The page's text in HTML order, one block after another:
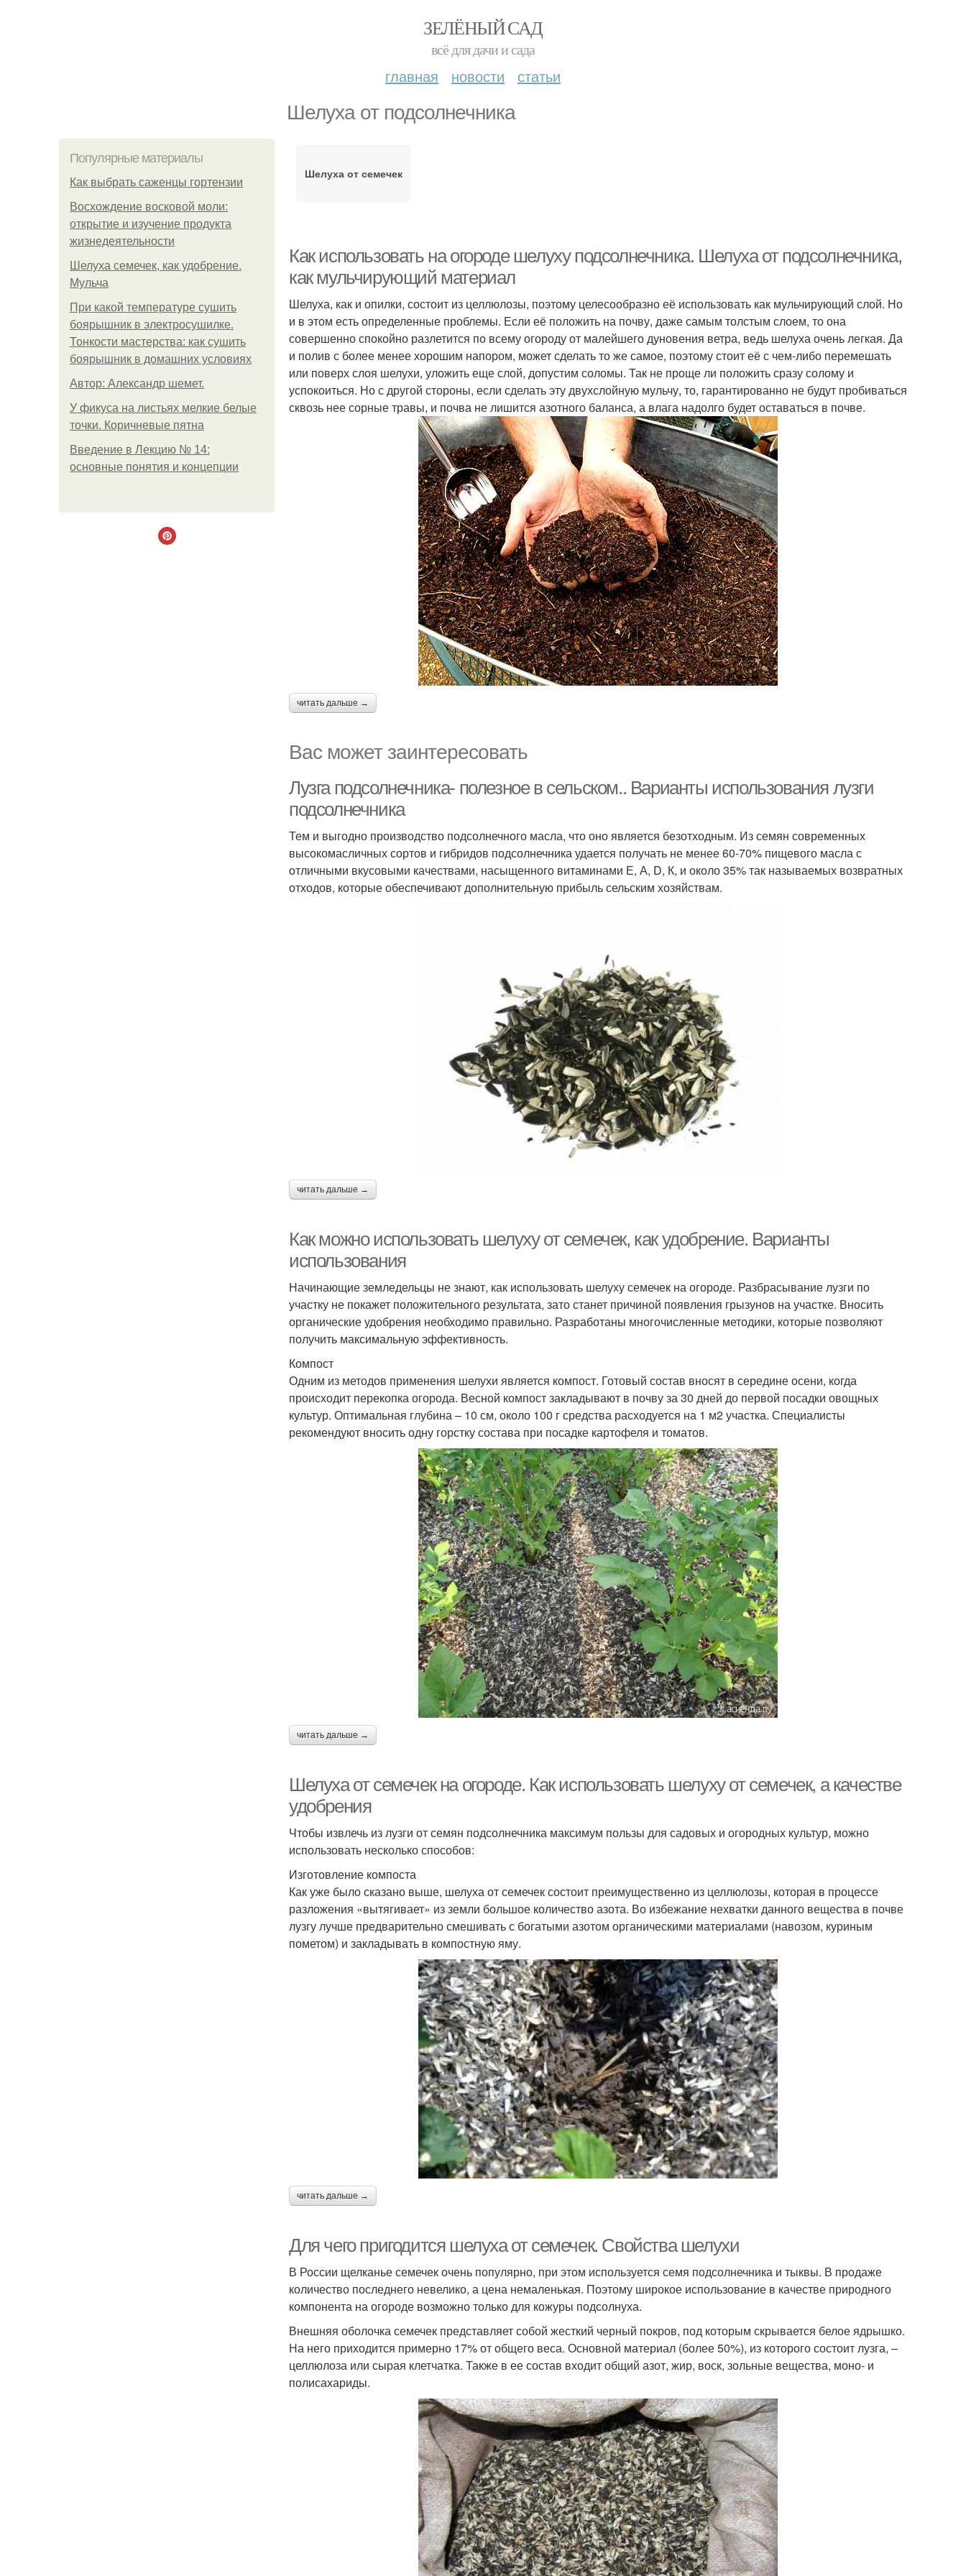
ЗЕЛЁНЫЙ САД
всё для дачи и сада
главная новости статьи
Шелуха от подсолнечника
Популярные материалы
Как выбрать саженцы гортензии
Восхождение восковой моли:
открытие и изучение продукта
жизнедеятельности
Шелуха семечек, как удобрение.
Мульча
При какой температуре сушить
боярышник в электросушилке.
Тонкости мастерства: как сушить
боярышник в домашних условиях
Автор: Александр шемет.
У фикуса на листьях мелкие белые
точки. Коричневые пятна
Введение в Лекцию № 14:
основные понятия и концепции
Шелуха от семечек
Как использовать на огороде шелуху подсолнечника. Шелуха от подсолнечника,
как мульчирующий материал
Шелуха, как и опилки, состоит из целлюлозы, поэтому целесообразно её использовать как мульчирующий слой. Но
и в этом есть определенные проблемы. Если её положить на почву, даже самым толстым слоем, то она
совершенно спокойно разлетится по всему огороду от малейшего дуновения ветра, ведь шелуха очень легкая. Да
и полив с более менее хорошим напором, может сделать то же самое, поэтому стоит её с чем-либо перемешать
или поверх слоя шелухи, уложить еще слой, допустим соломы. Так не проще ли положить сразу солому и
успокоиться. Но с другой стороны, если сделать эту двухслойную мульчу, то, гарантированно не будут пробиваться
сквозь нее сорные травы, и почва не лишится азотного баланса, а влага надолго будет оставаться в почве.
читать дальше →
Вас может заинтересовать
Лузга подсолнечника- полезное в сельском.. Варианты использования лузги
подсолнечника
Тем и выгодно производство подсолнечного масла, что оно является безотходным. Из семян современных
высокомасличных сортов и гибридов подсолнечника удается получать не менее 60-70% пищевого масла с
отличными вкусовыми качествами, насыщенного витаминами Е, А, D, К, и около 35% так называемых возвратных
отходов, которые обеспечивают дополнительную прибыль сельским хозяйствам.
читать дальше →
Как можно использовать шелуху от семечек, как удобрение. Варианты
использования
Начинающие земледельцы не знают, как использовать шелуху семечек на огороде. Разбрасывание лузги по
участку не покажет положительного результата, зато станет причиной появления грызунов на участке. Вносить
органические удобрения необходимо правильно. Разработаны многочисленные методики, которые позволяют
получить максимальную эффективность.
Компост
Одним из методов применения шелухи является компост. Готовый состав вносят в середине осени, когда
происходит перекопка огорода. Весной компост закладывают в почву за 30 дней до первой посадки овощных
культур. Оптимальная глубина – 10 см, около 100 г средства расходуется на 1 м2 участка. Специалисты
рекомендуют вносить одну горстку состава при посадке картофеля и томатов.
читать дальше →
Шелуха от семечек на огороде. Как использовать шелуху от семечек, а качестве
удобрения
Чтобы извлечь из лузги от семян подсолнечника максимум пользы для садовых и огородных культур, можно
использовать несколько способов:
Изготовление компоста
Как уже было сказано выше, шелуха от семечек состоит преимущественно из целлюлозы, которая в процессе
разложения «вытягивает» из земли большое количество азота. Во избежание нехватки данного вещества в почве
лузгу лучше предварительно смешивать с богатыми азотом органическими материалами (навозом, куриным
пометом) и закладывать в компостную яму.
читать дальше →
Для чего пригодится шелуха от семечек. Свойства шелухи
В России щелканье семечек очень популярно, при этом используется семя подсолнечника и тыквы. В продаже
количество последнего невелико, а цена немаленькая. Поэтому широкое использование в качестве природного
компонента на огороде возможно только для кожуры подсолнуха.
Внешняя оболочка семечек представляет собой жесткий черный покров, под которым скрывается белое ядрышко.
На него приходится примерно 17% от общего веса. Основной материал (более 50%), из которого состоит лузга, –
целлюлоза или сырая клетчатка. Также в ее состав входит общий азот, жир, воск, зольные вещества, моно- и
полисахариды.